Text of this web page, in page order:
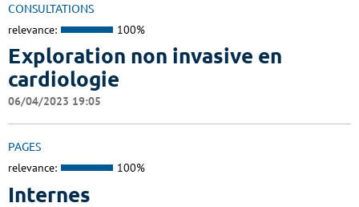
CONSULTATIONS
relevance: 100%
Exploration non invasive en
cardiologie
06/04/2023 19:05
PAGES
relevance: 100%
Internes